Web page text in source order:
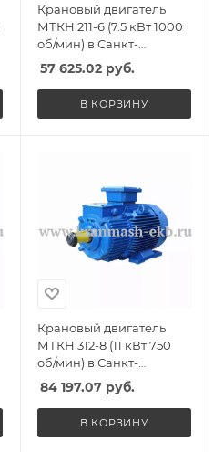
Крановый двигатель
МТКН 211-6 (7.5 кВт 1000
об/мин) в Санкт-
Петербурге, Спб
57 625.02руб.
В КОРЗИНУ
Крановый двигатель
МТКН 312-8 (11 кВт 750
об/мин) в Санкт-
Петербурге, Спб
84 197.07руб.
В КОРЗИНУ